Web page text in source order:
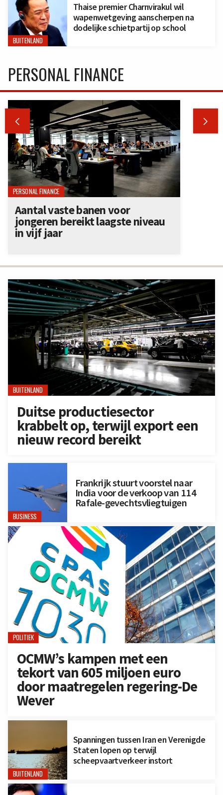
BUITENLAND
Thaise premier Charnvirakul wil
wapenwetgeving aanscherpen na
dodelijke schietpartij op school
BUITENLAND
Duitse productiesector
krabbelt op, terwijl export een
nieuw record bereikt
BUSINESS
Frankrijk stuurt voorstel naar
India voor de verkoop van 114
Rafale-gevechtsvliegtuigen
POLITIEK
OCMW’s kampen met een
tekort van 605 miljoen euro
door maatregelen regering-De
Wever
BUITENLAND
Spanningen tussen Iran en Verenigde
Staten lopen op terwijl
scheepvaartverkeer instort
PERSONAL FINANCE
 
PERSONAL FINANCE
Aantal vaste banen voor
jongeren bereikt laagste niveau
in vijf jaar